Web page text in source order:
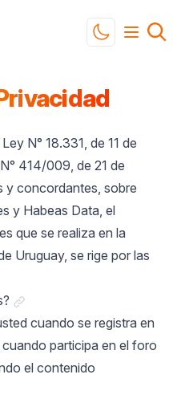
Toggle
N° 18.331, de 11 de
414/009, de 21 de
y concordantes, sobre
y Habeas Data, el
que se realiza en la
Uruguay, se rige por las
Link a "¿Qué información
cuando se registra en
participa en el foro
el contenido